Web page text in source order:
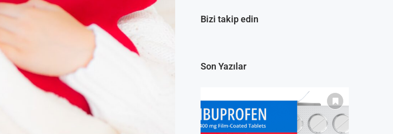
Bizi takip edin
Son Yazılar